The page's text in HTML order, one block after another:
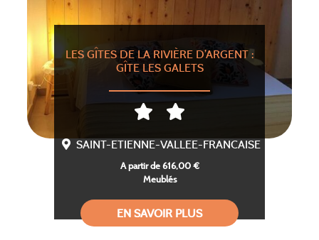
LES GÎTES DE LA RIVIÈRE D’ARGENT :
GÎTE LES GALETS
SAINT-ETIENNE-VALLEE-FRANCAISE
A partir de 616,00 €
Meublés
EN SAVOIR PLUS